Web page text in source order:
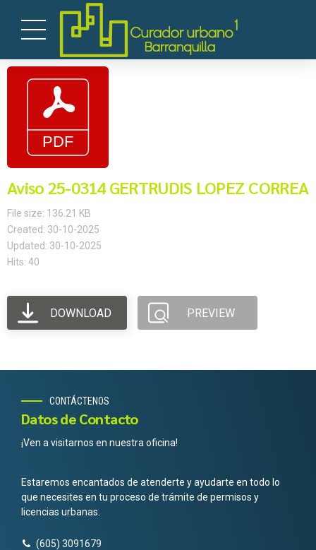
Aviso 25-0314 GERTRUDIS LOPEZ CORREA
File size: 136.21 KB
Created: 30-10-2025
Updated: 30-10-2025
Hits: 40
DOWNLOAD PREVIEW
CONTÁCTENOS
Datos de Contacto
¡Ven a visitarnos en nuestra oficina!
Estaremos encantados de atenderte y ayudarte en todo lo
que necesites en tu proceso de trámite de permisos y
licencias urbanas.
(605) 3091679